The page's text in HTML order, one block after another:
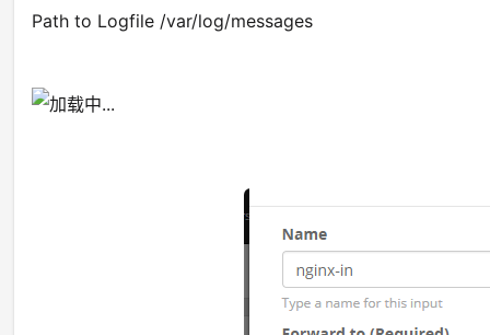
Path to Logfile /var/log/messages